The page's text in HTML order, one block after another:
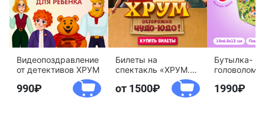
Видеопоздравление
от детективов ХРУМ
990
Билеты на
спектакль «ХРУМ.
Осторожно, Чудо-
Юдо!»
от 1500
Бутылка-
агентство
1990